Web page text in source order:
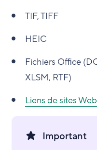
TIF, TIFF
HEIC
Fichiers Office
XLSM, RTF)
Liens de sites Web
Important